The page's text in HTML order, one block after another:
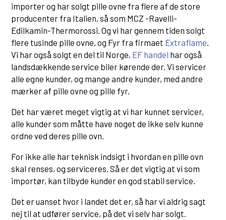
importer og har solgt pille ovne fra flere af de store
producenter fra Italien, så som MCZ -Ravelli-
Edilkamin-Thermorossi. Og vi har gennem tiden solgt
flere tusinde pille ovne, og Fyr fra firmaet Extraflame
Vi har også solgt en del til Norge, EF handel har også
landsdækkende service biler kørende der. Vi servicer
alle egne kunder, og mange andre kunder, med andre
mærker af pille ovne og pille fyr.
Det har været meget vigtig at vi har kunnet servicer,
alle kunder som måtte have noget de ikke selv kunne
ordne ved deres pille ovn.
For ikke alle har teknisk indsigt i hvordan en pille ovn
skal renses, og serviceres. Så er det vigtig at vi som
importør, kan tilbyde kunder en god stabil service.
Det er uanset hvor i landet det er, så har vi aldrig sagt
nej til at udfører service, på det vi selv har solgt.